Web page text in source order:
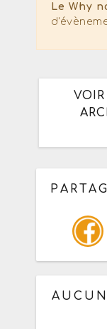
Le Why
Ou
un :